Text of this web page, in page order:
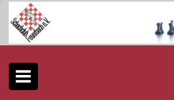
S